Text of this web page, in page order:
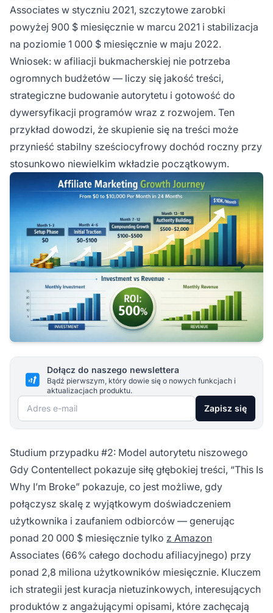
Associates w styczniu 2021, szczytowe zarobki
powyżej 900 $ miesięcznie w marcu 2021 i stabilizacja
na poziomie 1 000 $ miesięcznie w maju 2022.
Wniosek: w afiliacji bukmacherskiej nie potrzeba
ogromnych budżetów — liczy się jakość treści,
strategiczne budowanie autorytetu i gotowość do
dywersyfikacji programów wraz z rozwojem. Ten
przykład dowodzi, że skupienie się na treści może
przynieść stabilny sześciocyfrowy dochód roczny przy
stosunkowo niewielkim wkładzie początkowym.
Dołącz do naszego newslettera
Bądź pierwszym, który dowie się o nowych funkcjach i
aktualizacjach produktu.
Adres e-mail Zapisz się
Studium przypadku #2: Model autorytetu niszowego
Gdy Contentellect pokazuje siłę głębokiej treści, “This Is
Why I’m Broke” pokazuje, co jest możliwe, gdy
połączysz skalę z wyjątkowym doświadczeniem
użytkownika i zaufaniem odbiorców — generując
ponad 20 000 $ miesięcznie tylko z Amazon
Associates (66% całego dochodu afiliacyjnego) przy
ponad 2,8 miliona użytkowników miesięcznie. Kluczem
ich strategii jest kuracja nietuzinkowych, interesujących
produktów z angażującymi opisami, które zachęcają